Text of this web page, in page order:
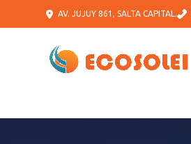
AV. JUJUY 861, SALTA CAPITAL.